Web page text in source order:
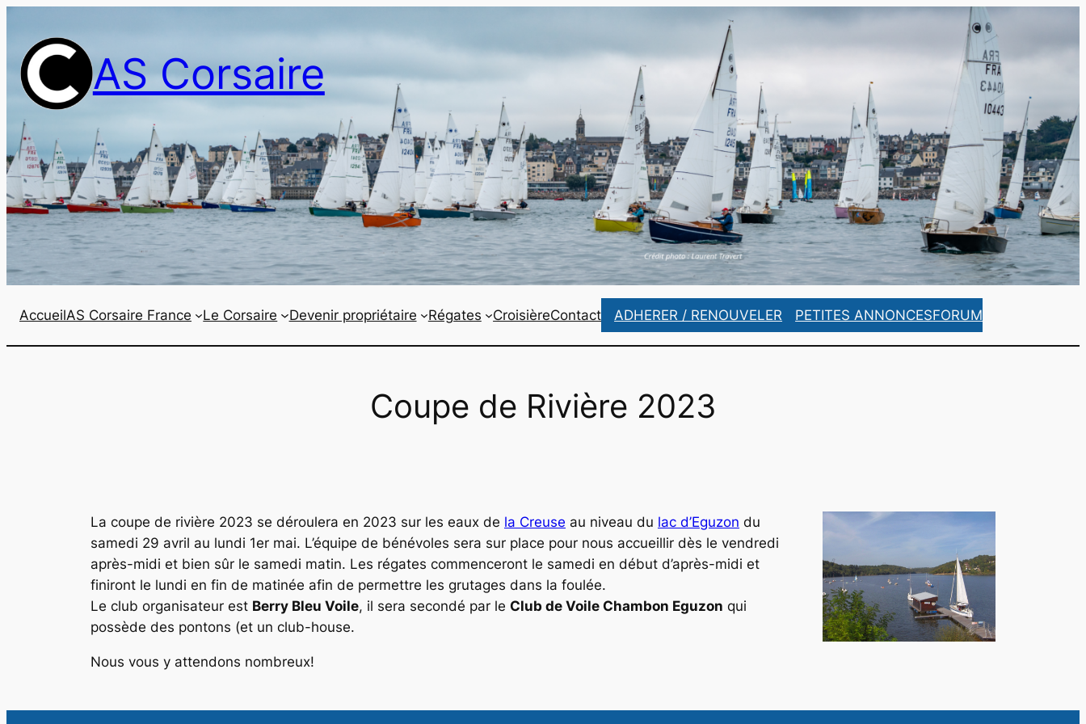
contenu
AS Corsaire
AccueilAS Corsaire France Le Corsaire Devenir propriétaire Régates CroisièreContact ADHERER / RENOUVELER PETITES ANNONCESFORUM
Coupe de Rivière 2023
La coupe de rivière 2023 se déroulera en 2023 sur les eaux de la Creuse au niveau du lac d’Eguzon du
samedi 29 avril au lundi 1er mai. L’équipe de bénévoles sera sur place pour nous accueillir dès le vendredi
après-midi et bien sûr le samedi matin. Les régates commenceront le samedi en début d’après-midi et
finiront le lundi en fin de matinée afin de permettre les grutages dans la foulée.
Le club organisateur est Berry Bleu Voile, il sera secondé par le Club de Voile Chambon Eguzon qui
possède des pontons (et un club-house.
Nous vous y attendons nombreux!